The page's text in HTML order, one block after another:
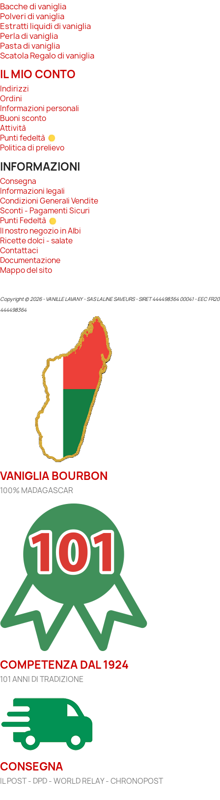
Bacche di vaniglia
Polveri di vaniglia
Estratti liquidi di vaniglia
Perla di vaniglia
Pasta di vaniglia
Scatola Regalo di vaniglia
IL MIO CONTO
Indirizzi
Ordini
Informazioni personali
Buoni sconto
Attività
Punti fedeltà
Politica di prelievo
INFORMAZIONI
Consegna
Informazioni legali
Condizioni Generali Vendite
Sconti - Pagamenti Sicuri
Punti Fedeltà
Il nostro negozio in Albi
Ricette dolci - salate
Contattaci
Documentazione
Mappo del sito
Copyright © 2026 - VANILLE LAVANY - SAS LALINE SAVEURS - SIRET 444498364 00041 - EEC FR20
444498364
VANIGLIA BOURBON
100% MADAGASCAR
COMPETENZA DAL 1924
101 ANNI DI TRADIZIONE
CONSEGNA
IL POST - DPD - WORLD RELAY - CHRONOPOST